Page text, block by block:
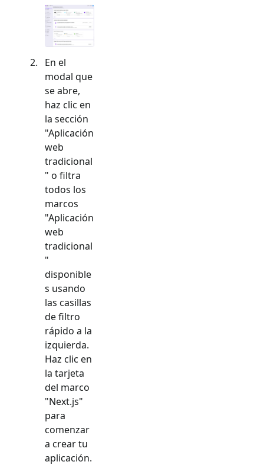
En el
modal que
se abre,
haz clic en
la sección
"Aplicación
web
tradicional
" o filtra
todos los
marcos
"Aplicación
web
tradicional
"
disponible
s usando
las casillas
de filtro
rápido a la
izquierda.
Haz clic en
la tarjeta
del marco
"Next.js"
para
comenzar
a crear tu
aplicación.